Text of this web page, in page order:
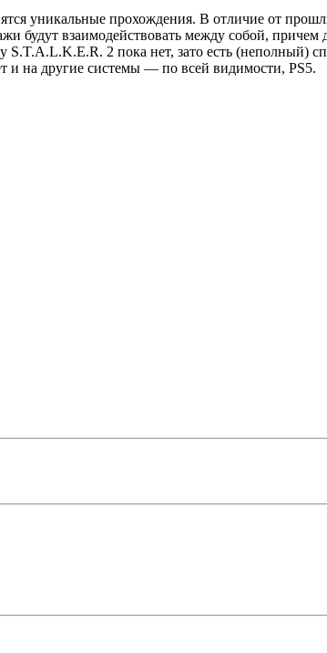
уникальные прохождения. В отличие от
будут взаимодействовать между собой, причем
2 пока нет, зато есть (неполный)
и на другие системы — по всей видимости, PS5.